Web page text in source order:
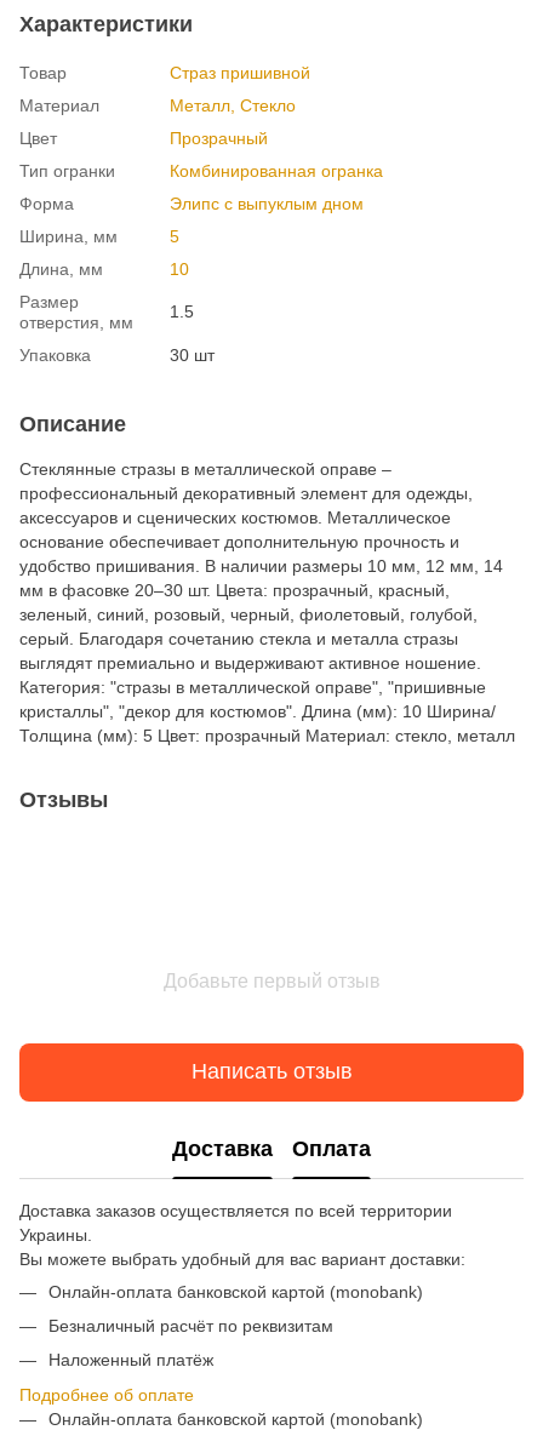
Характеристики
Товар
Страз пришивной
Материал
Металл, Cтекло
Цвет
Прозрачный
Тип огранки
Комбинированная огранка
Форма
Элипс с выпуклым дном
Ширина, мм
5
Длина, мм
10
Размер
отверстия, мм
1.5
Упаковка 30 шт
Описание
Стеклянные стразы в металлической оправе –
профессиональный декоративный элемент для одежды,
аксессуаров и сценических костюмов. Металлическое
основание обеспечивает дополнительную прочность и
удобство пришивания. В наличии размеры 10 мм, 12 мм, 14
мм в фасовке 20–30 шт. Цвета: прозрачный, красный,
зеленый, синий, розовый, черный, фиолетовый, голубой,
серый. Благодаря сочетанию стекла и металла стразы
выглядят премиально и выдерживают активное ношение.
Категория: "стразы в металлической оправе", "пришивные
кристаллы", "декор для костюмов". Длина (мм): 10 Ширина/
Толщина (мм): 5 Цвет: прозрачный Материал: стекло, металл
Отзывы
Добавьте первый отзыв
Написать отзыв
Доставка Оплата
Доставка заказов осуществляется по всей территории
Украины.
Вы можете выбрать удобный для вас вариант доставки:
Онлайн-оплата банковской картой (monobank)
Безналичный расчёт по реквизитам
Наложенный платёж
Подробнее об оплате
Онлайн-оплата банковской картой (monobank)